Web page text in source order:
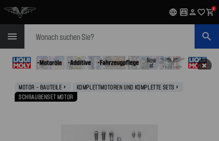
language garage person favorite_outlineshopping_cart0
menu search
✖
MOTOR - BAUTEILE navigate_next KOMPLETTMOTOREN UND KOMPLETTE SETS navigate_next
SCHRAUBENSET MOTOR